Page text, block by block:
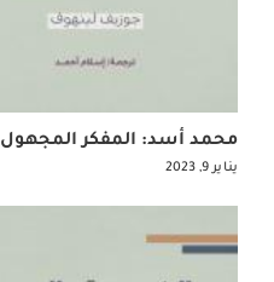
محمد أسد: المفكر المجهول
يناير 9, 2023